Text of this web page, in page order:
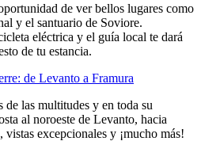
de ver bellos lugares como
y el santuario de Soviore.
eléctrica y el guía local te dará
de tu estancia.
de Levanto a Framura
las multitudes y en toda su
al noroeste de Levanto, hacia
vistas excepcionales y ¡mucho más!